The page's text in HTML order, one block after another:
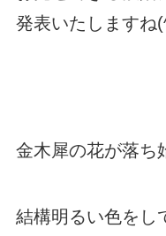
発表いたしますね
金木犀の花が落ち
結構明るい色をし